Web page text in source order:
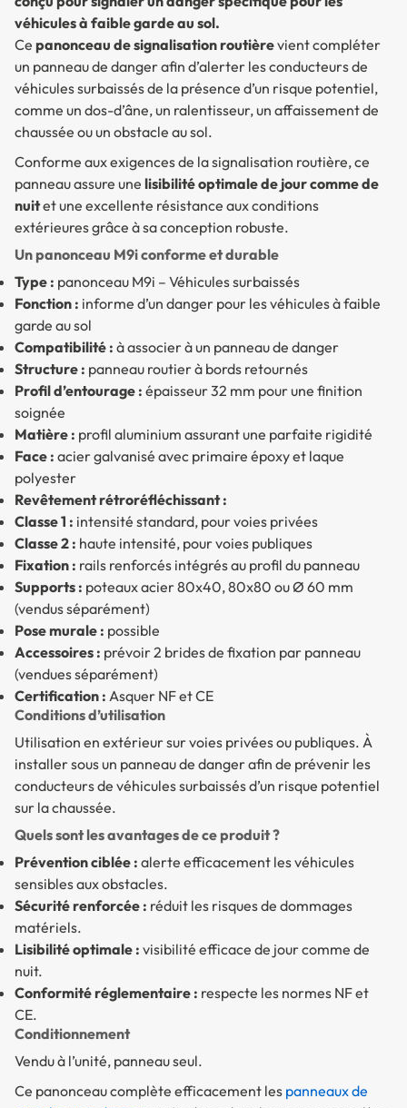
véhicules à faible garde au sol.
Ce panonceau de signalisation routièrevient compléter
un panneau de danger afin d’alerter les conducteurs de
véhicules surbaissés de la présence d’un risque potentiel,
comme un dos-d’âne, un ralentisseur, un affaissement de
chaussée ou un obstacle au sol.
Conforme aux exigences de la signalisation routière, ce
panneau assure une lisibilité optimale de jour comme de
nuitet une excellente résistance aux conditions
extérieures grâce à sa conception robuste.
Un panonceau M9i conforme et durable
Type : panonceau M9i – Véhicules surbaissés
Fonction : informe d’un danger pour les véhicules à faible
garde au sol
Compatibilité : à associer à un panneau de danger
Structure : panneau routier à bords retournés
Profil d’entourage : épaisseur 32 mm pour une finition
soignée
Matière : profil aluminium assurant une parfaite rigidité
Face : acier galvanisé avec primaire époxy et laque
polyester
Revêtement rétroréfléchissant :
Classe 1 : intensité standard, pour voies privées
Classe 2 : haute intensité, pour voies publiques
Fixation : rails renforcés intégrés au profil du panneau
Supports : poteaux acier 80x40, 80x80 ou Ø 60 mm
(vendus séparément)
Pose murale : possible
Accessoires : prévoir 2 brides de fixation par panneau
(vendues séparément)
Certification : Asquer NF et CE
Conditions d’utilisation
Utilisation en extérieur sur voies privées ou publiques. À
installer sous un panneau de danger afin de prévenir les
conducteurs de véhicules surbaissés d’un risque potentiel
sur la chaussée.
Quels sont les avantages de ce produit ?
Prévention ciblée : alerte efficacement les véhicules
sensibles aux obstacles.
Sécurité renforcée : réduit les risques de dommages
matériels.
Lisibilité optimale : visibilité efficace de jour comme de
nuit.
Conformité réglementaire : respecte les normes NF et
CE.
Conditionnement
Vendu à l’unité, panneau seul.
Ce panonceau complète efficacement les panneaux de